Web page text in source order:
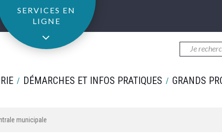
SERVICES EN
LIGNE
DÉMARCHES ET INFOS PRATIQUES GRANDS
municipale